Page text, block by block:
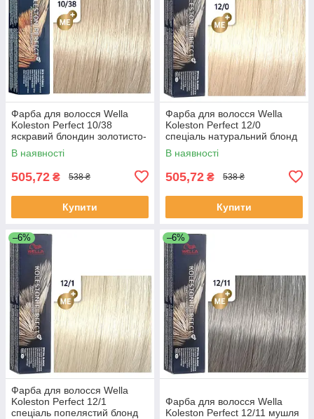
Фарба для волосся Wella
Koleston Perfect 10/38
яскравий блондин золотисто-
перловий
В наявності
505,72 ₴ 538 ₴
Купити
Фарба для волосся Wella
Koleston Perfect 12/0
спеціаль натуральний блонд
В наявності
505,72 ₴ 538 ₴
Купити
–6%
Фарба для волосся Wella
Koleston Perfect 12/1
спеціаль попелястий блонд
–6%
Фарба для волосся Wella
Koleston Perfect 12/11 мушля